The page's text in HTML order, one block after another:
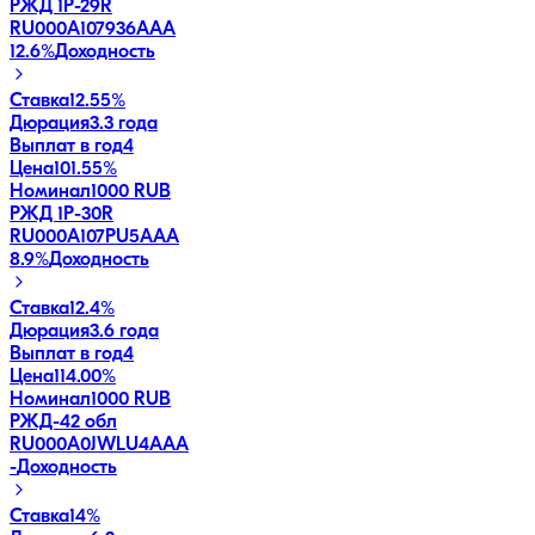
РЖД 1Р-29R
RU000A107936AAA
12.6%Доходность
Ставка12.55%
Дюрация3.3 года
Выплат в год4
Цена101.55%
Номинал1000 RUB
РЖД 1Р-30R
RU000A107PU5AAA
8.9%Доходность
Ставка12.4%
Дюрация3.6 года
Выплат в год4
Цена114.00%
Номинал1000 RUB
РЖД-42 обл
RU000A0JWLU4AAA
-Доходность
Ставка14%